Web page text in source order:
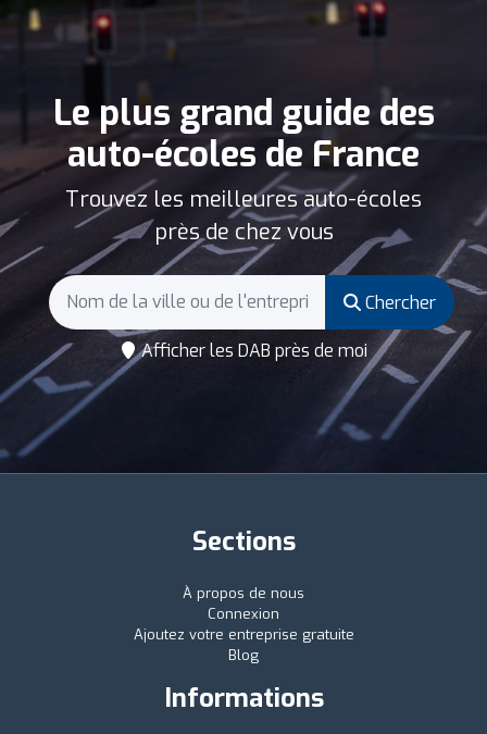
Le plus grand guide des
auto-écoles de France
Trouvez les meilleures auto-écoles
près de chez vous
Chercher
Afficher les DAB près de moi
Sections
À propos de nous
Connexion
Ajoutez votre entreprise gratuite
Blog
Informations